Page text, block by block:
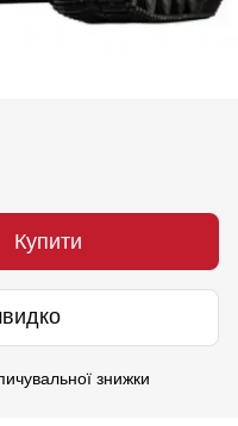
Купити
знижки